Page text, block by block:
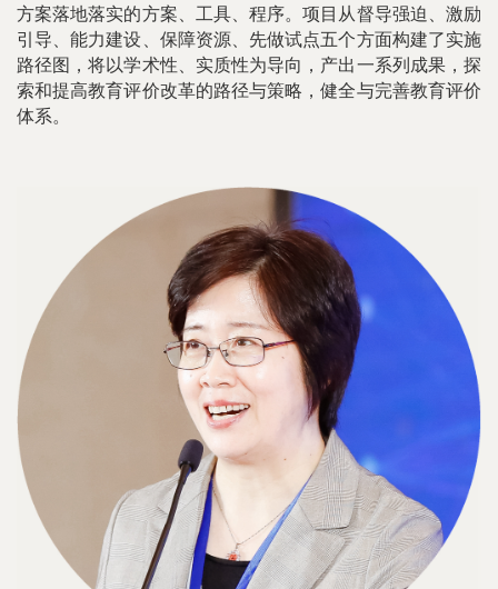
方案落地落实的方案、工具、程序。项目从督导强迫、激励
引导、能力建设、保障资源、先做试点五个方面构建了实施
路径图，将以学术性、实质性为导向，产出一系列成果，探
索和提高教育评价改革的路径与策略，健全与完善教育评价
体系。